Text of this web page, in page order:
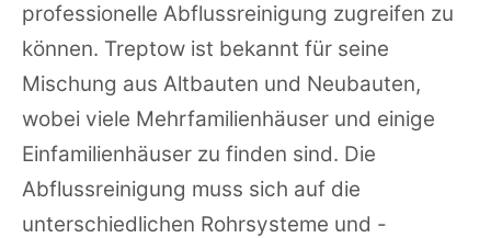
professionelle Abflussreinigung zugreifen zu
können. Treptow ist bekannt für seine
Mischung aus Altbauten und Neubauten,
wobei viele Mehrfamilienhäuser und einige
Einfamilienhäuser zu finden sind. Die
Abflussreinigung muss sich auf die
unterschiedlichen Rohrsysteme und -